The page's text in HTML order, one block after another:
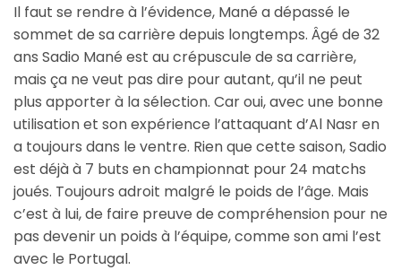
Il faut se rendre à l’évidence, Mané a dépassé le
sommet de sa carrière depuis longtemps. Âgé de 32
ans Sadio Mané est au crépuscule de sa carrière,
mais ça ne veut pas dire pour autant, qu’il ne peut
plus apporter à la sélection. Car oui, avec une bonne
utilisation et son expérience l’attaquant d’Al Nasr en
a toujours dans le ventre. Rien que cette saison, Sadio
est déjà à 7 buts en championnat pour 24 matchs
joués. Toujours adroit malgré le poids de l’âge. Mais
c’est à lui, de faire preuve de compréhension pour ne
pas devenir un poids à l’équipe, comme son ami l’est
avec le Portugal.